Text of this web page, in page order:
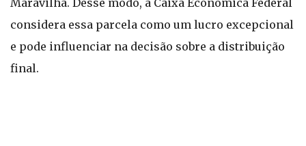
Maravilha. Desse modo, a Caixa Econômica Federal
considera essa parcela como um lucro excepcional
e pode influenciar na decisão sobre a distribuição
final.